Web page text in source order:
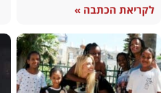
לקריאת הכתבה »